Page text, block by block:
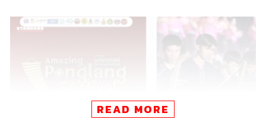
READ MORE